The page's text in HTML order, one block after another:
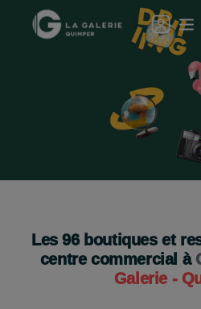
Je découvre
Les96boutiques et
centre commercial à
Galerie -